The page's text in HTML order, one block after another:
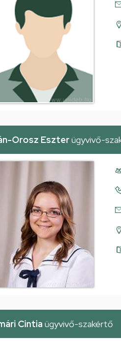
Orosz Eszterügyvivő-
Cintia ügyvivő-szakértő